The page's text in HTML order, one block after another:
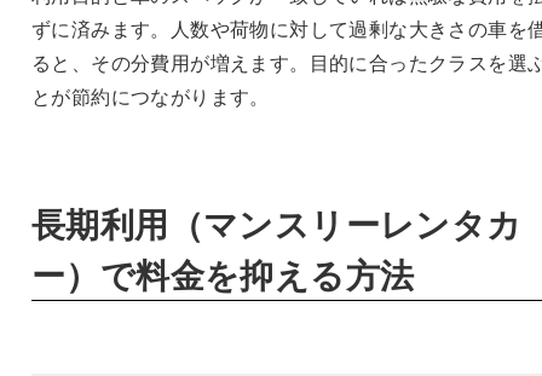
ずに済みます。人数や荷物に対して過剰な大きさの車を
ると、その分費用が増えます。目的に合ったクラスを選
とが節約につながります。
長期利用（マンスリーレンタカ
ー）で料金を抑える方法